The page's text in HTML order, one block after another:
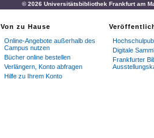
© 2026 Universitätsbibliothek Frankfurt am
Von zu Hause
Online-Angebote außerhalb des
Campus nutzen
Bücher online bestellen
Verlängern, Konto abfragen
Hilfe zu Ihrem Konto
Digitale
Frankfurter